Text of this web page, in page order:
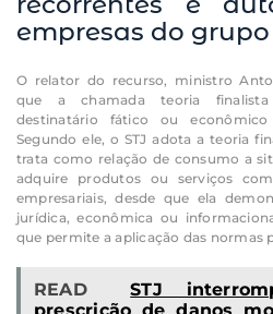
empresas do grupo
O relator do recurso, ministro
que a chamada teoria
destinatário fático ou
Segundo ele, o STJ adota a teoria
trata como relação de consumo a
adquire produtos ou serviços
empresariais, desde que ela
jurídica, econômica ou
que permite a aplicação das normas
READ
STJ
prescrição de danos